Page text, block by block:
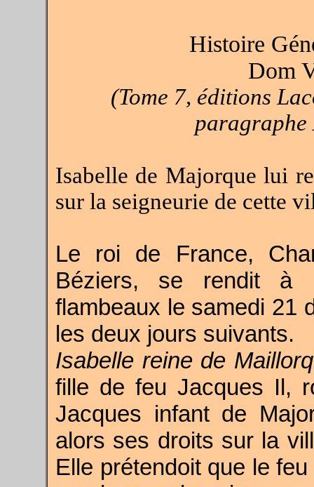
Histoire
Dom
(Tome 7, éditions
paragraphe
Isabelle de Majorque lui
sur la seigneurie de cette
Le roi de France,
Béziers, se rendit à
flambeaux le samedi 21
les deux jours suivants.
Isabelle reine de
fille de feu Jacques Il,
Jacques infant de
alors ses droits sur la
Elle prétendoit que le